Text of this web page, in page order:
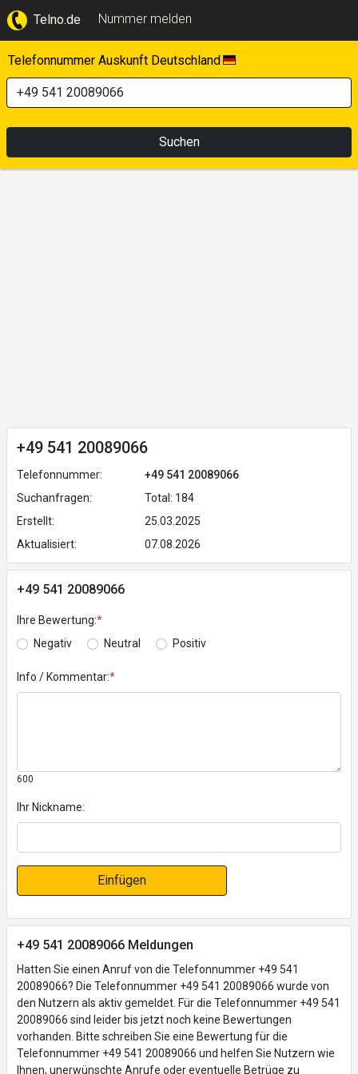
Telno.de Nummer melden
Telefonnummer Auskunft Deutschland
Suchen
+49 541 20089066
Telefonnummer:
+49 541 20089066
Suchanfragen:
Total: 184
Erstellt:
25.03.2025
Aktualisiert:
07.08.2026
+49 541 20089066
Ihre Bewertung:*
Negativ
Neutral Positiv
Info / Kommentar:*
600
Ihr Nickname:
Einfügen
+49 541 20089066 Meldungen
Hatten Sie einen Anruf von die Telefonnummer +49 541
20089066? Die Telefonnummer +49 541 20089066 wurde von
den Nutzern als aktiv gemeldet. Für die Telefonnummer +49 541
20089066 sind leider bis jetzt noch keine Bewertungen
vorhanden. Bitte schreiben Sie eine Bewertung für die
Telefonnummer +49 541 20089066 und helfen Sie Nutzern wie
Ihnen, unerwünschte Anrufe oder eventuelle Betrüge zu